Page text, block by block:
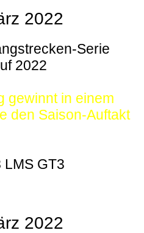
2022
Serie
2022
gewinnt in einem
den Saison-Auftakt
LMS GT3
2022